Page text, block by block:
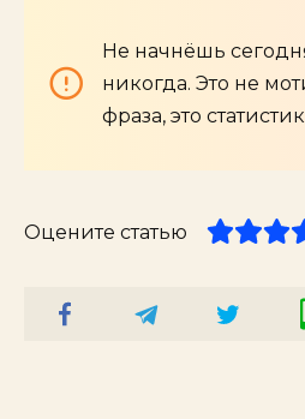
Не начнёшь
никогда. Это не
фраза, это
Оцените статью